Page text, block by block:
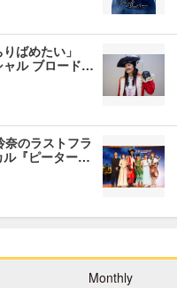
りばめたい」
ャル ブロード…
のラストフラ
『ピーター…
Monthly